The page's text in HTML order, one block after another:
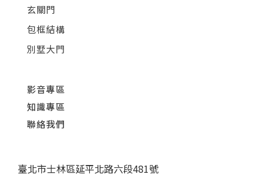
玄關門
包框結構
別墅大門
影音專區
知識專區
聯絡我們
臺北市士林區延平北路六段481號